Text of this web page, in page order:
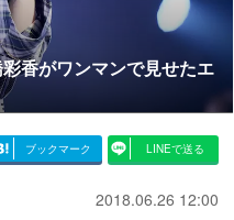
香がワンマンで見せたエ
ブックマーク LINEで送る
2018.06.26 12:00